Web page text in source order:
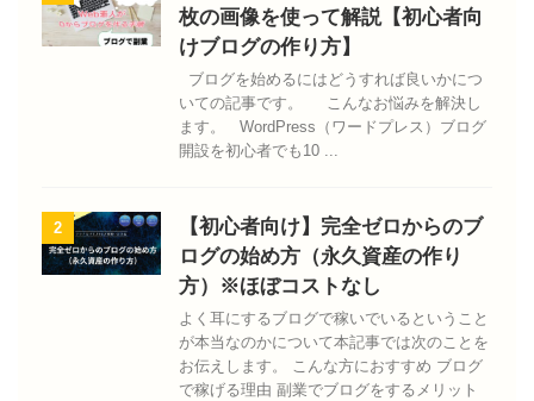
枚の画像を使って解説【初心者向
けブログの作り方】
ブログを始めるにはどうすれば良いかにつ
いての記事です。 こんなお悩みを解決し
ます。 WordPress（ワードプレス）ブログ
開設を初心者でも10 ...
2
【初心者向け】完全ゼロからのブ
ログの始め方（永久資産の作り
方）※ほぼコストなし
よく耳にするブログで稼いでいるということ
が本当なのかについて本記事では次のことを
お伝えします。 こんな方におすすめ ブログ
で稼げる理由 副業でブログをするメリット